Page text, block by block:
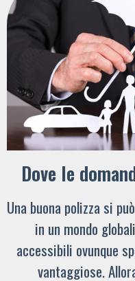
Dove le
Una buona polizza si
in un mondo
accessibili ovunque
vantaggiose.